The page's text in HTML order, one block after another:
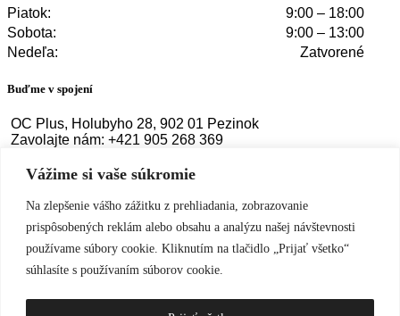
Vážime si vaše súkromie
Na zlepšenie vášho zážitku z prehliadania, zobrazovanie
prispôsobených reklám alebo obsahu a analýzu našej návštevnosti
používame súbory cookie. Kliknutím na tlačidlo „Prijať všetko“
súhlasíte s používaním súborov cookie.
Piatok:
9:00 – 18:00
Sobota:
9:00 – 13:00
Nedeľa:
Zatvorené
Buďme v spojení
OC Plus, Holubyho 28, 902 01 Pezinok
Zavolajte nám: +421 905 268 369
Facebook
Instagram
© 2024 - 2026 Dastra. Všetky práva vyhradené
Scroll To Top